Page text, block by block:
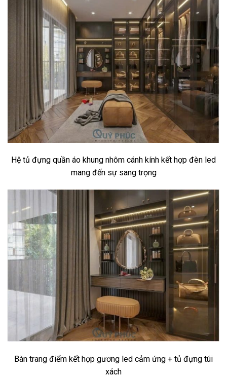
Hệ tủ đựng quần áo khung nhôm cánh kính kết hợp đèn led
mang đến sự sang trọng
Bàn trang điểm kết hợp gương led cảm ứng + tủ đựng túi
xách